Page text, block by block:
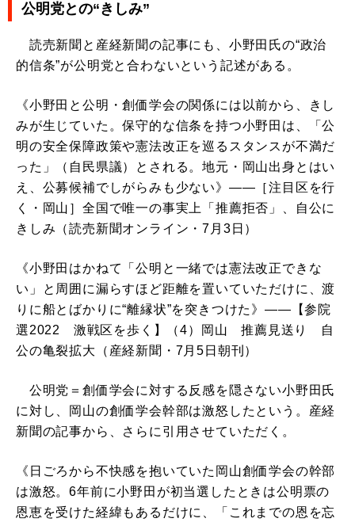
公明党との“きしみ”
読売新聞と産経新聞の記事にも、小野田氏の“政治
的信条”が公明党と合わないという記述がある。
《小野田と公明・創価学会の関係には以前から、きし
みが生じていた。保守的な信条を持つ小野田は、「公
明の安全保障政策や憲法改正を巡るスタンスが不満だ
った」（自民県議）とされる。地元・岡山出身とはい
え、公募候補でしがらみも少ない》――［注目区を行
く・岡山］全国で唯一の事実上「推薦拒否」、自公に
きしみ（読売新聞オンライン・7月3日）
《小野田はかねて「公明と一緒では憲法改正できな
い」と周囲に漏らすほど距離を置いていただけに、渡
りに船とばかりに“離縁状”を突きつけた》――【参院
選2022 激戦区を歩く】（4）岡山 推薦見送り 自
公の亀裂拡大（産経新聞・7月5日朝刊）
公明党＝創価学会に対する反感を隠さない小野田氏
に対し、岡山の創価学会幹部は激怒したという。産経
新聞の記事から、さらに引用させていただく。
《日ごろから不快感を抱いていた岡山創価学会の幹部
は激怒。6年前に小野田が初当選したときは公明票の
恩恵を受けた経緯もあるだけに、「これまでの恩を忘